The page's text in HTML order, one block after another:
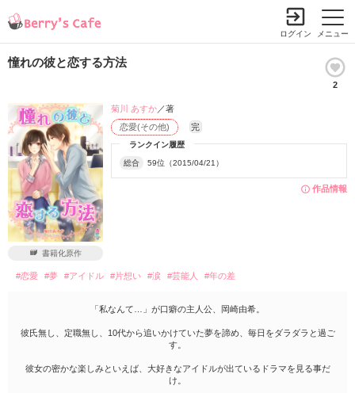
メニュー
ログイン
憧れの彼と恋する方法
2
作品情報
ランクイン履歴
総合 59位（2015/04/21）
恋愛(その他) 完
菊川 あすか／著
書籍化原作
#恋愛 #夢 #アイドル #片想い #涙 #芸能人 #年の差
「私なんて…」が口癖の主人公、岡崎由希。
彼氏無し、定職無し、10代から追いかけていた夢を諦め、毎日をダラダラと過ご
す。
彼女の密かな楽しみといえば、大好きなアイドルが出ているドラマを見る事だ
け。